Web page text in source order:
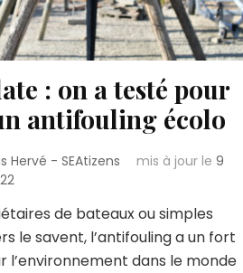
: on a testé pour
antifouling écolo
Hervé - SEAtizens mis à jour le 9
de bateaux ou simples
le savent, l’antifouling a un fort
l’environnement dans le monde